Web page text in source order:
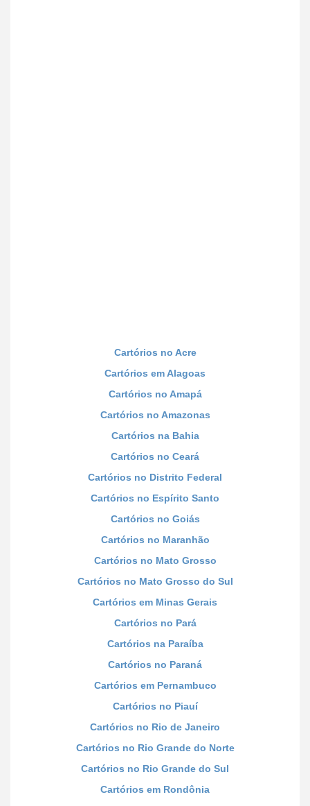
Cartórios no Acre
Cartórios em Alagoas
Cartórios no Amapá
Cartórios no Amazonas
Cartórios na Bahia
Cartórios no Ceará
Cartórios no Distrito Federal
Cartórios no Espírito Santo
Cartórios no Goiás
Cartórios no Maranhão
Cartórios no Mato Grosso
Cartórios no Mato Grosso do Sul
Cartórios em Minas Gerais
Cartórios no Pará
Cartórios na Paraíba
Cartórios no Paraná
Cartórios em Pernambuco
Cartórios no Piauí
Cartórios no Rio de Janeiro
Cartórios no Rio Grande do Norte
Cartórios no Rio Grande do Sul
Cartórios em Rondônia